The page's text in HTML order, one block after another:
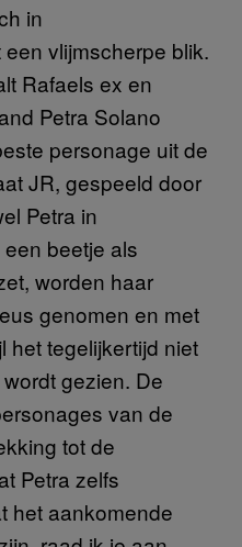
in
vlijmscherpe blik.
Rafaels ex en
Petra Solano
personage uit de
JR, gespeeld door
Petra in
beetje als
worden haar
genomen en met
het tegelijkertijd niet
gezien. De
van de
tot de
Petra zelfs
het aankomende